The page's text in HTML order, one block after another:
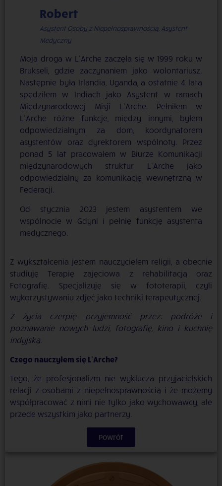
Robert
Asystent Osoby z Niepełnosprawnością, Asystent
Medyczny
Moja droga w L’Arche zaczęła się w 1999 roku w
Brukseli, gdzie zaczynaniem jako wolontariusz.
Następnie była Irlandia, Uganda, a ostatnie 4 lata
spędziłem w Indiach jako Asystent w ramach
Międzynarodowej Misji L’Arche. Pełniłem w
L’Arche różne funkcje, między innymi, byłem
odpowiedzialnym za dom, koordynatorem
asystentów oraz dyrektorem wspólnoty. Przez
ponad 5 lat pracowałem w Biurze Komunikacji
międzynarodowych struktur L’Arche jako
odpowiedzialny za komunikację wewnętrzną w
Federacji.
Od stycznia 2023 jestem asystentem we
wspólnocie w Gdyni i pełnię funkcję asystenta
medycznego.
Z wykształcenia jestem nauczycielem religii, a obecnie
studiuję Terapię zajęciowa z rehabilitacją oraz
Fotografię. Specjalizuję się w fototerapii, czyli
wykorzystywaniu zdjęć jako techniki terapeutycznej.
Z życia czerpię przyjemność przez: podróże i
poznawanie nowych ludzi, fotografię, kino i kuchnię
indyjską.
Czego nauczyłem się L’Arche?
Tego, że profesjonalizm nie wyklucza przyjacielskich
relacji z osobami z niepełnosprawnością i że możemy
współpracować z nimi nie tylko jako wychowawcy, ale
przede wszystkim jako partnerzy.
Powrót